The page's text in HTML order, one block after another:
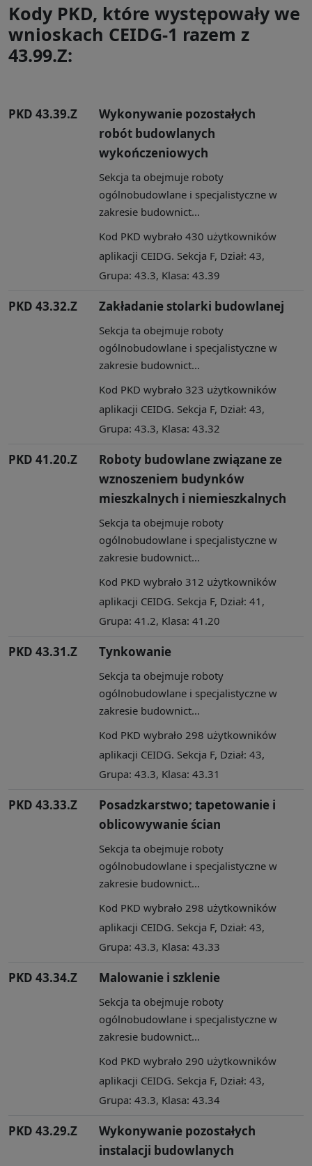
Kody PKD, które występowały we
wnioskach CEIDG-1 razem z
43.99.Z:
PKD 43.39.Z
Wykonywanie pozostałych
robót budowlanych
wykończeniowych
Sekcja ta obejmuje roboty
ogólnobudowlane i specjalistyczne w
zakresie budownict...
Kod PKD wybrało 430 użytkowników
aplikacji CEIDG. Sekcja F, Dział: 43,
Grupa: 43.3, Klasa: 43.39
PKD 43.32.Z Zakładanie stolarki budowlanej
Sekcja ta obejmuje roboty
ogólnobudowlane i specjalistyczne w
zakresie budownict...
Kod PKD wybrało 323 użytkowników
aplikacji CEIDG. Sekcja F, Dział: 43,
Grupa: 43.3, Klasa: 43.32
PKD 41.20.Z
Roboty budowlane związane ze
wznoszeniem budynków
mieszkalnych i niemieszkalnych
Sekcja ta obejmuje roboty
ogólnobudowlane i specjalistyczne w
zakresie budownict...
Kod PKD wybrało 312 użytkowników
aplikacji CEIDG. Sekcja F, Dział: 41,
Grupa: 41.2, Klasa: 41.20
PKD 43.31.Z Tynkowanie
Sekcja ta obejmuje roboty
ogólnobudowlane i specjalistyczne w
zakresie budownict...
Kod PKD wybrało 298 użytkowników
aplikacji CEIDG. Sekcja F, Dział: 43,
Grupa: 43.3, Klasa: 43.31
PKD 43.33.Z
Posadzkarstwo; tapetowanie i
oblicowywanie ścian
Sekcja ta obejmuje roboty
ogólnobudowlane i specjalistyczne w
zakresie budownict...
Kod PKD wybrało 298 użytkowników
aplikacji CEIDG. Sekcja F, Dział: 43,
Grupa: 43.3, Klasa: 43.33
PKD 43.34.Z Malowanie i szklenie
Sekcja ta obejmuje roboty
ogólnobudowlane i specjalistyczne w
zakresie budownict...
Kod PKD wybrało 290 użytkowników
aplikacji CEIDG. Sekcja F, Dział: 43,
Grupa: 43.3, Klasa: 43.34
PKD 43.29.Z
Wykonywanie pozostałych
instalacji budowlanych